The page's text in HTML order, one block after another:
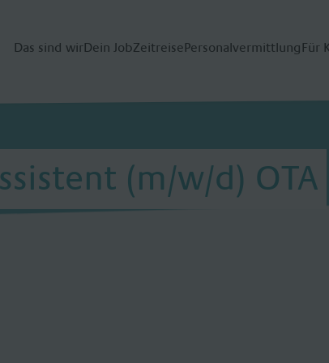
Das sind wirDein JobZeitreisePersonalvermittlung Für
(m/w/d) OTA